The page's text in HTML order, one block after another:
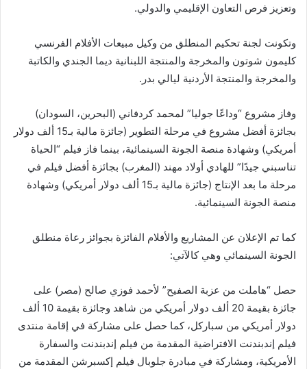
وتعزيز فرص التعاون الإقليمي والدولي.
وتكونت لجنة تحكيم المنطلق من وكيل مبيعات الأفلام الفرنسي
كليمون شوتون والمخرجة والمنتجة اللبنانية ديما الجندي والكاتبة
والمخرجة والمنتجة الأردنية ليالي بدر.
وفاز مشروع “وداعًا جوليا” لمحمد كردفاني (البحرين، السودان)
بجائزة أفضل مشروع في مرحلة التطوير (جائزة مالية بـ15 ألف دولار
أمريكي) وشهادة منصة الجونة السينمائية، بينما فاز فيلم “الحياة
تناسبني جيدًا” للهادي أولاد مهند (المغرب) بجائزة أفضل فيلم في
مرحلة ما بعد الإنتاج (جائزة مالية بـ15 ألف دولار أمريكي) وشهادة
منصة الجونة السينمائية.
كما تم الإعلان عن المشاريع والأفلام الفائزة بجوائز رعاة منطلق
الجونة السينمائي وهي كالآتي:
حصل “هاملت من عزبة الصفيح” لأحمد فوزي صالح (مصر) على
جائزة بقيمة 20 ألف دولار أمريكي من شاهد وجائزة بقيمة 10 ألف
دولار أمريكي من سباركل، كما حصل على مشاركة في إقامة منتدى
فيلم إندبندنت الافتراضية المقدمة من فيلم إندبندنت والسفارة
الأمريكية، ومشاركة في مبادرة جلوبال فيلم إكسبرشن المقدمة من